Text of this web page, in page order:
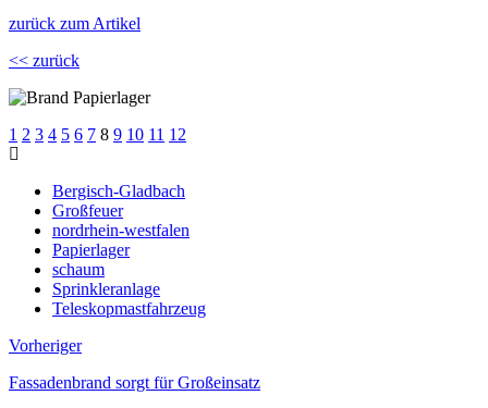
zurück zum Artikel
<< zurück
1 2 3 4 5 6 7 8 9 10 11 12
Bergisch-Gladbach
Großfeuer
nordrhein-westfalen
Papierlager
schaum
Sprinkleranlage
Teleskopmastfahrzeug
Vorheriger
Fassadenbrand sorgt für Großeinsatz